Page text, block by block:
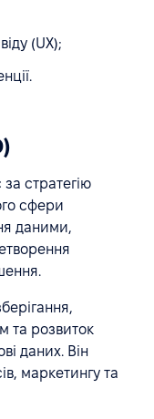
(UX);
за стратегію
сфери
даними,
та розвиток
даних. Він
маркетингу та